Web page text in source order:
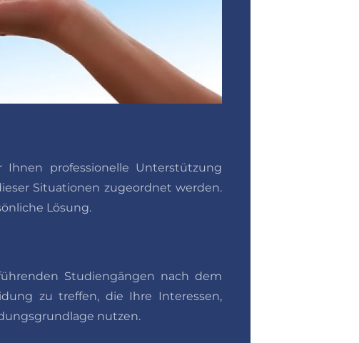
professionelle Unterstützung
Situationen zugeordnet werden.
Lösung.
Studiengängen nach dem
zu treffen, die Ihre Interessen,
nutzen.